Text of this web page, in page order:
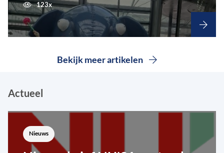
123x
Bekijk meer artikelen
Actueel
Nieuws